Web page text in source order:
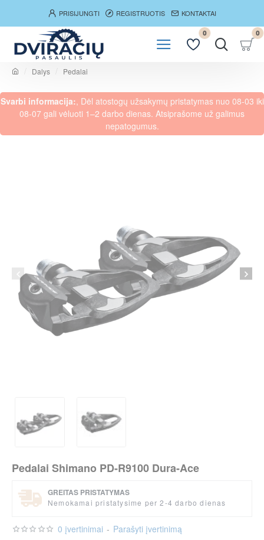
PRISIJUNGTI REGISTRUOTIS KONTAKTAI
0 0
o
m
Dalys Pedalai
Svarbi informacija:, Dėl atostogų užsakymų pristatymas nuo 08-03 iki
08-07 gali vėluoti 1–2 darbo dienas. Atsiprašome už galimus
nepatogumus.
Pedalai Shimano PD-R9100 Dura-Ace
0 įvertinimai - Parašyti įvertinimą
GREITAS PRISTATYMAS
Nemokamai pristatysime per 2-4 darbo dienas